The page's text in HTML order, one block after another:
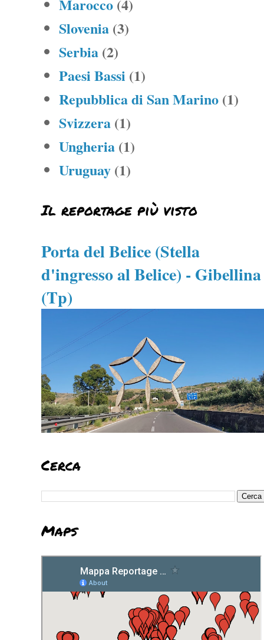
Marocco (4)
Slovenia (3)
Serbia (2)
Paesi Bassi (1)
Repubblica di San Marino (1)
Svizzera (1)
Ungheria (1)
Uruguay (1)
Il reportage più visto
Porta del Belice (Stella
d'ingresso al Belice) - Gibellina
(Tp)
Cerca
Maps